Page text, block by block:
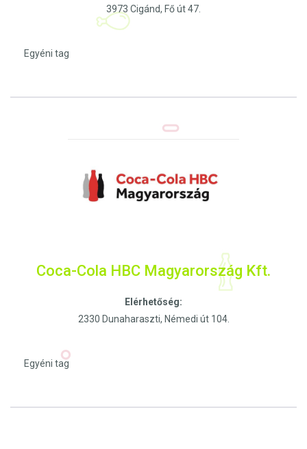
3973 Cigánd, Fő út 47.
Egyéni tag
Coca-Cola HBC Magyarország Kft.
Elérhetőség:
2330 Dunaharaszti, Némedi út 104.
Egyéni tag